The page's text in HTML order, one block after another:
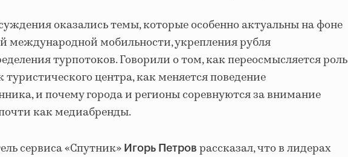
оказались темы, которые особенно актуальны на фоне
международной мобильности, укрепления рубля
турпотоков. Говорили о том, как переосмысляется роль
туристического центра, как меняется поведение
и почему города и регионы соревнуются за внимание
как медиабренды.
сервиса «Спутник» Игорь Петров рассказал, что в лидерах